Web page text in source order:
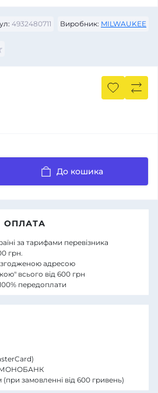
4932480711 Виробник: MILWAUKEE
До кошика
ОПЛАТА
за тарифами перевізника
грн.
адресою
всього від 600 грн
передоплати
МОНОБАНК
замовленні від 600 гривень)